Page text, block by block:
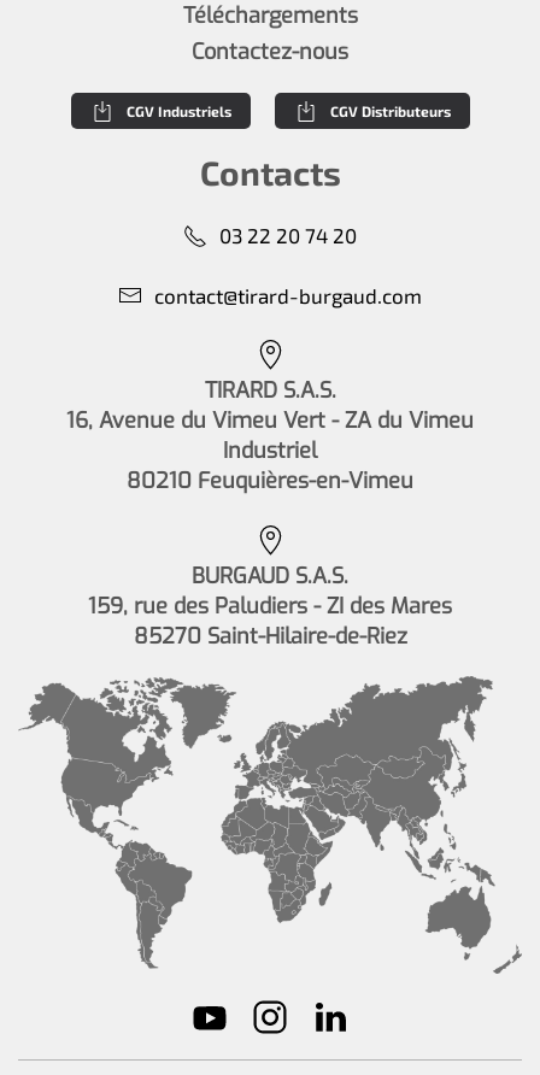
Téléchargements
Contactez-nous
CGV Industriels CGV Distributeurs
Contacts
03 22 20 74 20
contact@tirard-burgaud.com
TIRARD S.A.S.
16, Avenue du Vimeu Vert - ZA du Vimeu
Industriel
80210 Feuquières-en-Vimeu
BURGAUD S.A.S.
159, rue des Paludiers - ZI des Mares
85270 Saint-Hilaire-de-Riez